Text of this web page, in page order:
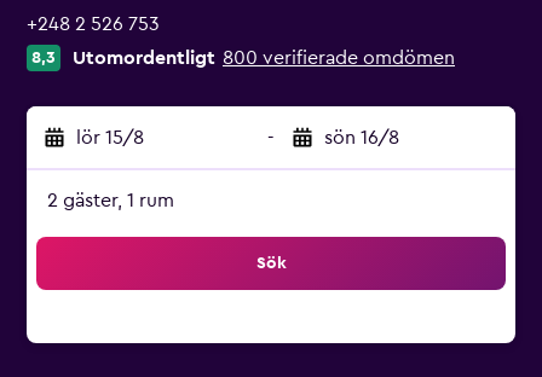
+248 2 526 753
8,3 Utomordentligt 800 verifierade omdömen
lör 15/8 - sön 16/8
2 gäster, 1 rum
Sök